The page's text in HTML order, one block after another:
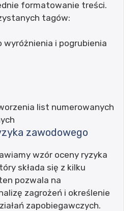
formatowanie treści.
tagów:
wyróżnienia i pogrubienia
list numerowanych
zawodowego
wzór oceny ryzyka
składa się z kilku
pozwala na
zagrożeń i określenie
zapobiegawczych.